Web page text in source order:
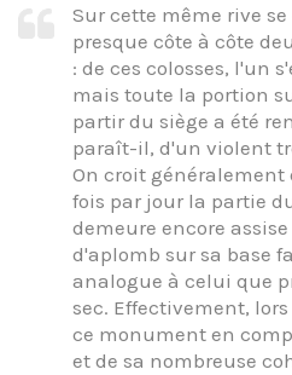
Sur cette même rive
presque côte à côte
: de ces colosses, l'un
mais toute la portion
partir du siège a été
paraît-il, d'un violent
On croit généralement
fois par jour la partie
demeure encore
d'aplomb sur sa base
analogue à celui que
sec. Effectivement,
ce monument en
et de sa nombreuse